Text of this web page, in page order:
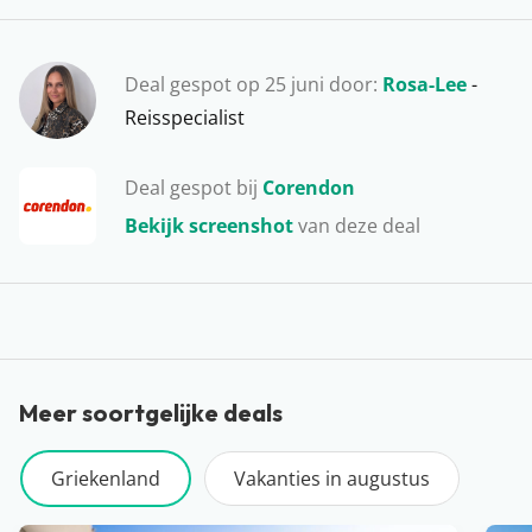
Deal gespot op 25 juni door: Rosa-Lee-
Reisspecialist
Deal gespot bij Corendon
Bekijk screenshotvan deze deal
Meer soortgelijke deals
Griekenland Vakanties in augustus